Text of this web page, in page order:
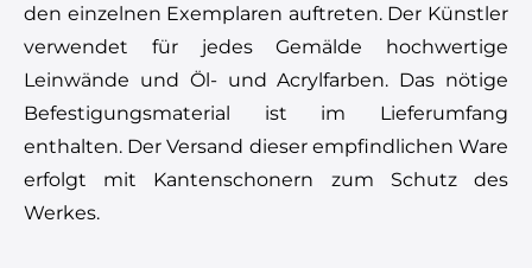
den einzelnen Exemplaren auftreten. Der Künstler
verwendet für jedes Gemälde hochwertige
Leinwände und Öl- und Acrylfarben. Das nötige
Befestigungsmaterial ist im Lieferumfang
enthalten. Der Versand dieser empfindlichen Ware
erfolgt mit Kantenschonern zum Schutz des
Werkes.